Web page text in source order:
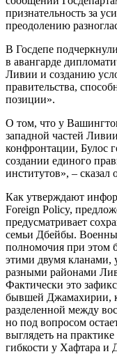
признательность за
преодолению
В Госдепе
в авангарде
Ливии и созданию
правительства,
позиции».
О том, что у
западной частей
конфронтации, Булос
создании единого
институтов», – сказал
Как утверждают
Foreign Policy,
предусматривает
семьи Дбейбы.
полномочия при этом
этими двумя кланами,
разными районами
Фактически это
бывшей Джамахирии,
разделенной между
но под вопросом
выглядеть на
гибкости у Хафтара и